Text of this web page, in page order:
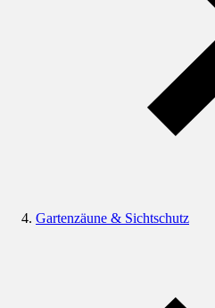
Gartenzäune & Sichtschutz